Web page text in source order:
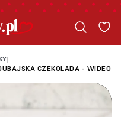
|
CZEKOLADA - WIDEO